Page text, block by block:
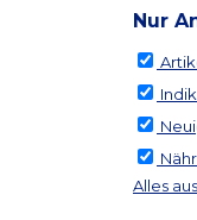
Nur
Alles